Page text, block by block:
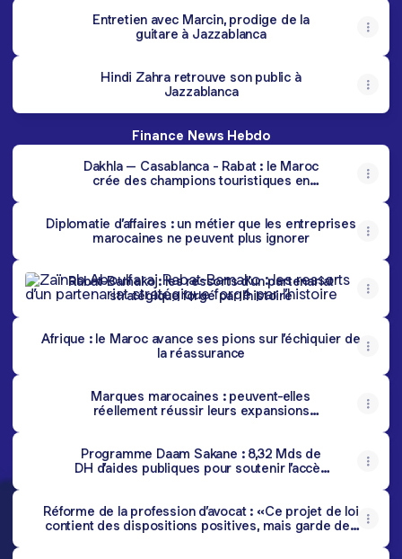
Entretien avec Marcin, prodige de la
guitare à Jazzablanca
Hindi Zahra retrouve son public à
Jazzablanca
Finance News Hebdo
Dakhla – Casablanca - Rabat : le Maroc
crée des champions touristiques en
Diplomatie d’affaires : un métier que les entreprises
marocaines ne peuvent plus ignorer
Rabat-Bamako : les ressorts d’un partenariat stratégique
Rabat-Bamako : les ressorts d’un partenariat
stratégique forgé par l’histoire
Afrique : le Maroc avance ses pions sur l’échiquier de
la réassurance
Marques marocaines : peuvent-elles
réellement réussir leurs expansions
Programme Daam Sakane : 8,32 Mds de
DH d’aides publiques pour soutenir l’accès
Réforme de la profession d’avocat : «Ce projet de loi
contient des dispositions positives, mais garde des